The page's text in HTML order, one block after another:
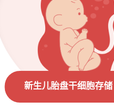
新生儿胎盘干细胞存储